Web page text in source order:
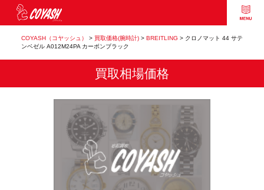
COYASH（コヤッシュ） > 買取価格(腕時計)> BREITLING > クロノマット 44 サテ
ンベゼル A012M24PA カーボンブラック
買取相場価格